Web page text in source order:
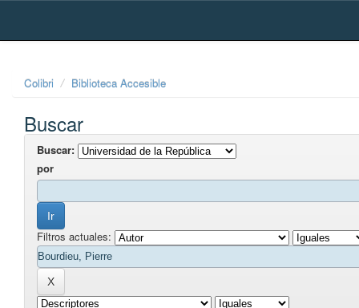
Skip
Colibri Biblioteca Accesible
Buscar
Buscar:
por
Filtros actuales: